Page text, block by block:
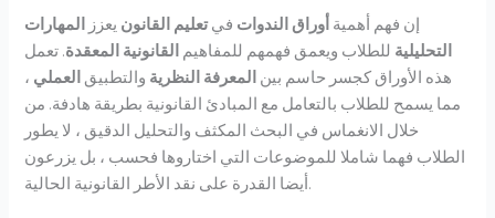
إن فهم أهمية أوراق الندوات فيتعليم القانون يعزز المهارات
التحليلية للطلاب ويعمق فهمهم للمفاهيم القانونية المعقدة. تعمل
هذه الأوراق كجسر حاسم بين المعرفة النظرية والتطبيق العملي ،
مما يسمح للطلاب بالتعامل مع المبادئ القانونية بطريقة هادفة. من
خلال الانغماس في البحث المكثف والتحليل الدقيق ، لا يطور
الطلاب فهما شاملا للموضوعات التي اختاروها فحسب ، بل يزرعون
أيضا القدرة على نقد الأطر القانونية الحالية.